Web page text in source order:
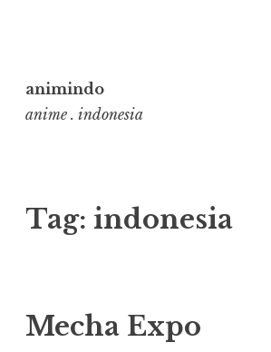
to
content
animindo
anime . indonesia
Tag: indonesia
Mecha Expo